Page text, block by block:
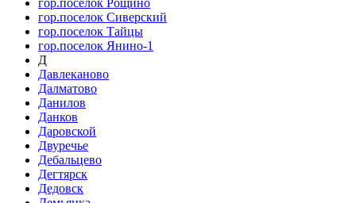
гор.поселок Рощино
гор.поселок Сиверский
гор.поселок Тайцы
гор.поселок Янино-1
Д
Давлеканово
Далматово
Данилов
Данков
Даровской
Двуречье
Дебальцево
Дегтярск
Дедовск